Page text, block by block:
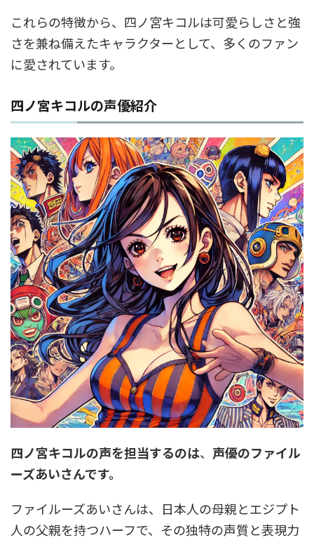
これらの特徴から、四ノ宮キコルは可愛らしさと強
さを兼ね備えたキャラクターとして、多くのファン
に愛されています。
四ノ宮キコルの声優紹介
四ノ宮キコルの声を担当するのは、 声優のファイル
ーズあいさんです。
ファイルーズあいさんは、日本人の母親とエジプト
人の父親を持つハーフで、その独特の声質と表現力